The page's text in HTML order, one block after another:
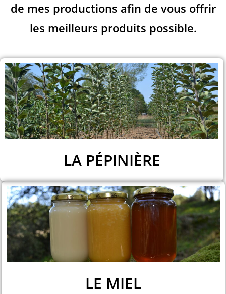
de mes productions afin de vous offrir
les meilleurs produits possible.
LA PÉPINIÈRE
LE MIEL